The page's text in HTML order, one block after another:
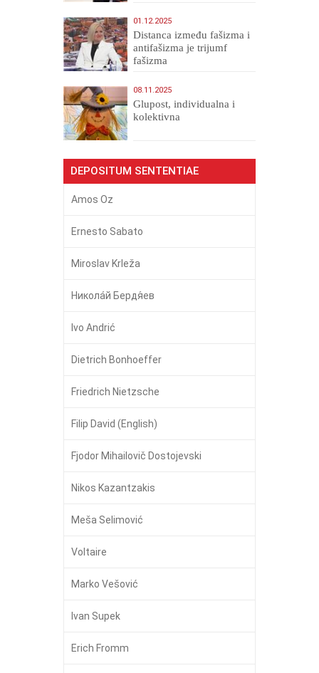
01.12.2025
Distanca između fašizma i
antifašizma je trijumf
fašizma
08.11.2025
Glupost, individualna i
kolektivna
DEPOSITUM SENTENTIAE
Amos Oz
Ernesto Sabato
Miroslav Krleža
Никола́й Бердя́ев
Ivo Andrić
Dietrich Bonhoeffer
Friedrich Nietzsche
Filip David (English)
Fjodor Mihailovič Dostojevski
Nikos Kazantzakis
Meša Selimović
Voltaire
Marko Vešović
Ivan Supek
Erich Fromm